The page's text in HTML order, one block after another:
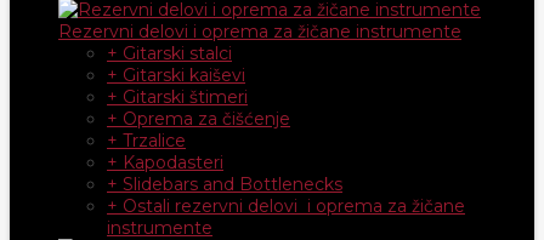
Rezervni delovi i oprema za žičane instrumente
+ Gitarski stalci
+ Gitarski kaiševi
+ Gitarski štimeri
+ Oprema za čišćenje
+ Trzalice
+ Kapodasteri
+ Slidebars and Bottlenecks
+ Ostali rezervni delovi i oprema za žičane
instrumente